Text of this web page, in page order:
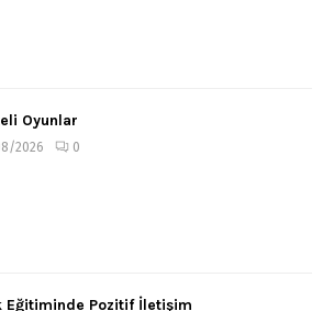
Oyunlar
2026 0
Eğitiminde Pozitif İletişim